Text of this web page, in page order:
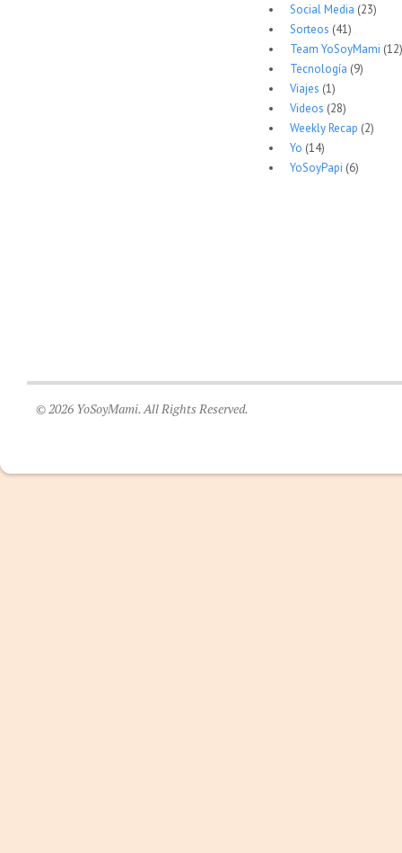
Social Media (23)
Sorteos (41)
Team YoSoyMami (12)
Tecnología (9)
Viajes (1)
Videos (28)
Weekly Recap (2)
Yo (14)
YoSoyPapi (6)
© 2026 YoSoyMami. All Rights Reserved.